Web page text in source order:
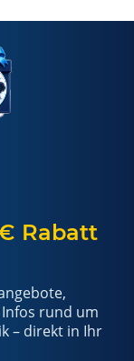
Rabatt
rund um
– direkt in Ihr